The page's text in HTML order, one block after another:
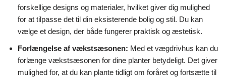
forskellige designs og materialer, hvilket giver dig mulighed
for at tilpasse det til din eksisterende bolig og stil. Du kan
vælge et design, der både fungerer praktisk og æstetisk.
Forlængelse af vækstsæsonen: Med et vægdrivhus kan du
forlænge vækstsæsonen for dine planter betydeligt. Det giver
mulighed for, at du kan plante tidligt om foråret og fortsætte til